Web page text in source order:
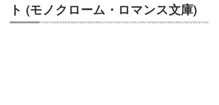
Myシェルフ
ト (モノクローム・ロマンス文庫)